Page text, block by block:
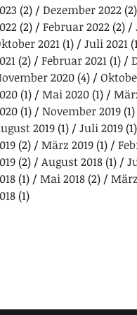
(2) Dezember 2022(2)
(2) Februar 2022(2)
2021(1) Juli 2021
(2) Februar 2021(1)
2020(4)
(1) Mai 2020(1)
(1) November 2019(1)
2019(1) Juli 2019(1)
(2) März 2019(1)
(2) August 2018(1)
(1) Mai 2018(2)
(1)